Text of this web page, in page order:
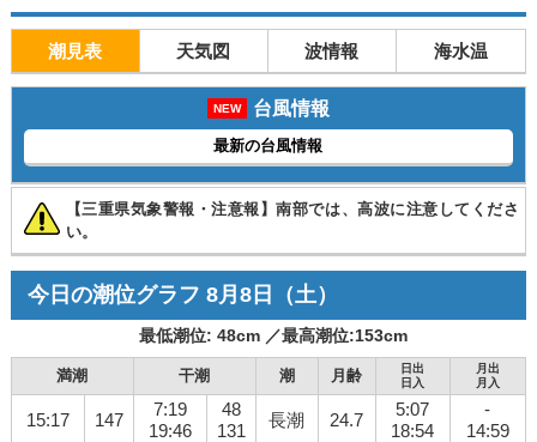
潮見表 天気図 波情報 海水温
NEW 台風情報
最新の台風情報
【三重県気象警報・注意報】南部では、高波に注意してくださ
い。
今日の潮位グラフ 8月8日 （土）
最低潮位: 48cm ／最高潮位:153cm
満潮 干潮 潮 月齢
日出
日入
月出
月入
15:17 147
7:19
19:46
48
131
長潮 24.7
5:07
18:54
-
14:59